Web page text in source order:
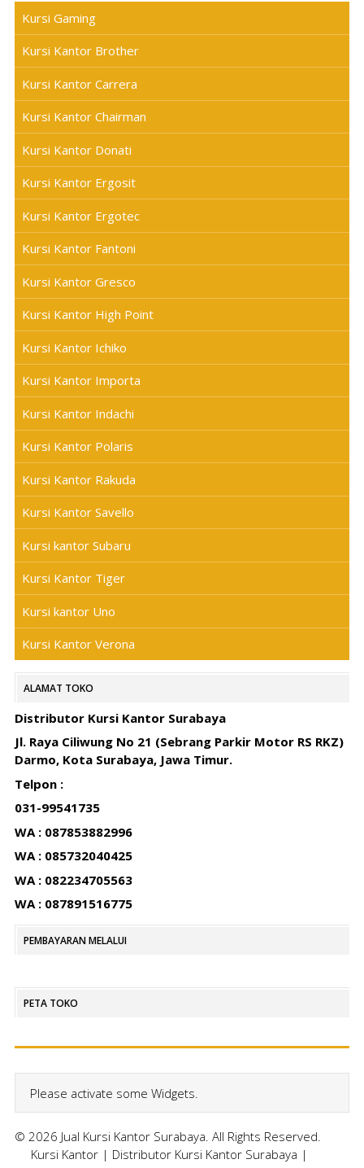
Kursi Gaming
Kursi Kantor Brother
Kursi Kantor Carrera
Kursi Kantor Chairman
Kursi Kantor Donati
Kursi Kantor Ergosit
Kursi Kantor Ergotec
Kursi Kantor Fantoni
Kursi Kantor Gresco
Kursi Kantor High Point
Kursi Kantor Ichiko
Kursi Kantor Importa
Kursi Kantor Indachi
Kursi Kantor Polaris
Kursi Kantor Rakuda
Kursi Kantor Savello
Kursi kantor Subaru
Kursi Kantor Tiger
Kursi kantor Uno
Kursi Kantor Verona
ALAMAT TOKO
Distributor Kursi Kantor Surabaya
Jl. Raya Ciliwung No 21 (Sebrang Parkir Motor RS RKZ)
Darmo, Kota Surabaya, Jawa Timur.
Telpon :
031-99541735
WA : 087853882996
WA : 085732040425
WA : 082234705563
WA : 087891516775
PEMBAYARAN MELALUI
PETA TOKO
Please activate some Widgets.
© 2026 Jual Kursi Kantor Surabaya. All Rights Reserved.
Kursi Kantor| Distributor Kursi Kantor Surabaya |